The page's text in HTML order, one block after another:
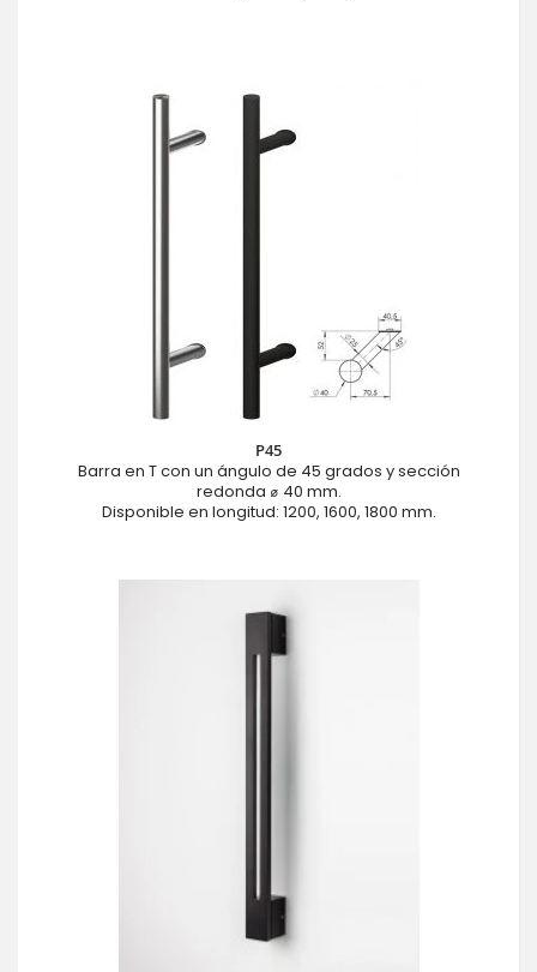
P45
Barra en T con un ángulo de 45 grados y sección
redonda ⌀ 40 mm.
Disponible en longitud: 1200, 1600, 1800 mm.